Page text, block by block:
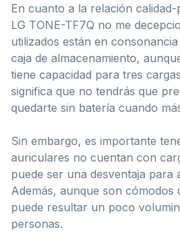
En cuanto a la relación
LG TONE-TF7Q no me
utilizados están en
caja de almacenamiento,
tiene capacidad para tres
significa que no tendrás que
quedarte sin batería cuando
Sin embargo, es importante
auriculares no cuentan con
puede ser una desventaja para
Además, aunque son cómodos
puede resultar un poco
personas.